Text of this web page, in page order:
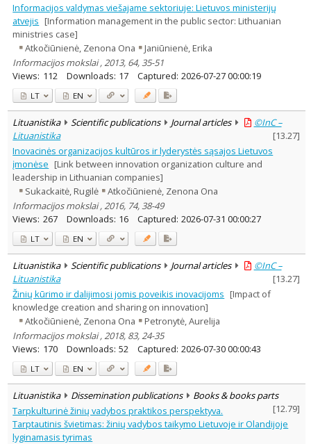
Informacijos valdymas viešajame sektoriuje: Lietuvos ministerijų
atvejis [Information management in the public sector: Lithuanian
ministries case]
Atkočiūnienė, Zenona Ona
Janiūnienė, Erika
Informacijos mokslai , 2013, 64, 35-51
Views: 112 Downloads: 17 Captured: 2026-07-27 00:00:19
LT EN
Lituanistika Scientific publications Journal articles
©InC –
Lituanistika
[13.27]
Inovacinės organizacijos kultūros ir lyderystės sąsajos Lietuvos
įmonėse [Link between innovation organization culture and
leadership in Lithuanian companies]
Sukackaitė, Rugilė
Atkočiūnienė, Zenona Ona
Informacijos mokslai , 2016, 74, 38-49
Views: 267 Downloads: 16 Captured: 2026-07-31 00:00:27
LT EN
Lituanistika Scientific publications Journal articles
©InC –
Lituanistika
[13.27]
Žinių kūrimo ir dalijimosi jomis poveikis inovacijoms [Impact of
knowledge creation and sharing on innovation]
Atkočiūnienė, Zenona Ona
Petronytė, Aurelija
Informacijos mokslai , 2018, 83, 24-35
Views: 170 Downloads: 52 Captured: 2026-07-30 00:00:43
LT EN
Lituanistika Dissemination publications
Books & books parts
[12.79]
Tarpkulturinė žinių vadybos praktikos perspektyva.
Tarptautinis švietimas: žinių vadybos taikymo Lietuvoje ir Olandijoje
lyginamasis tyrimas